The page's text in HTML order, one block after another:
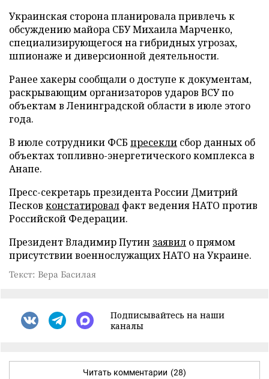
Украинская сторона планировала привлечь к
обсуждению майора СБУ Михаила Марченко,
специализирующегося на гибридных угрозах,
шпионаже и диверсионной деятельности.
Ранее хакеры сообщали о доступе к документам,
раскрывающим организаторов ударов ВСУ по
объектам в Ленинградской области в июле этого
года.
В июле сотрудники ФСБ пресекли сбор данных об
объектах топливно-энергетического комплекса в
Анапе.
Пресс-секретарь президента России Дмитрий
Песков констатировал факт ведения НАТО против
Российской Федерации.
Президент Владимир Путин заявил о прямом
присутствии военнослужащих НАТО на Украине.
Текст: Вера Басилая
Подписывайтесь на наши
каналы
Читать комментарии (28)